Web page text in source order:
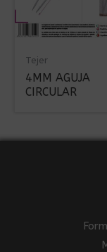
Tejer
4MM AGUJA
CIRCULAR